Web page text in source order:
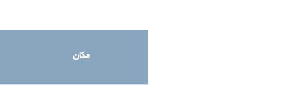
مکان